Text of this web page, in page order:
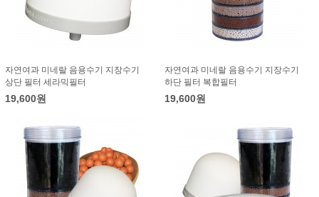
자연여과 미네랄 음용수기 지장수기
상단 필터 세라믹필터
19,600원
자연여과 미네랄 음용수기 지장수기
하단 필터 복합필터
19,600원